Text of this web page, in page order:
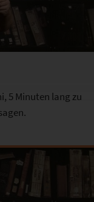
5 Minuten lang zu